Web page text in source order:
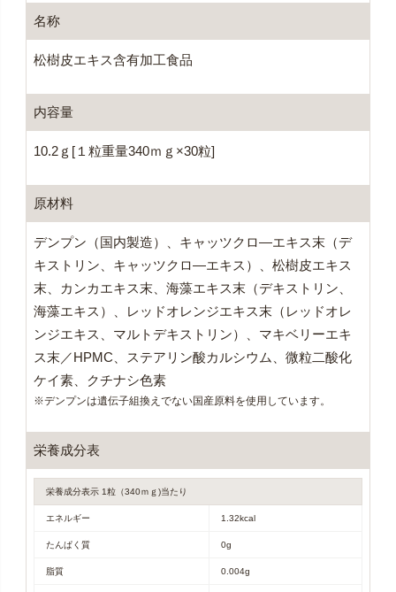
名称
松樹皮エキス含有加工食品
内容量
10.2ｇ[１粒重量340ｍｇ×30粒]
原材料
デンプン（国内製造）、キャッツクロ―エキス末（デ
キストリン、キャッツクロ―エキス）、松樹皮エキス
末、カンカエキス末、海藻エキス末（デキストリン、
海藻エキス）、レッドオレンジエキス末（レッドオレ
ンジエキス、マルトデキストリン）、マキベリーエキ
ス末／HPMC、ステアリン酸カルシウム、微粒二酸化
ケイ素、クチナシ色素
※デンプンは遺伝子組換えでない国産原料を使用しています。
栄養成分表
栄養成分表示 1粒（340ｍｇ)当たり
エネルギー 1.32kcal
たんぱく質 0g
脂質 0.004g